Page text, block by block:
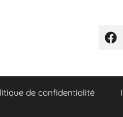
de confidentialité